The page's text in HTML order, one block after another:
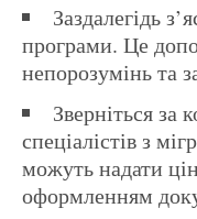
Заздалегідь з’ясуйте всі вимоги та умови
програми. Це
непорозумінь та
Зверніться за консультацією до
спеціалістів з
можуть надати
оформленням